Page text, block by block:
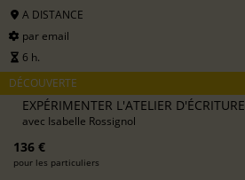
A DISTANCE
par email
6 h.
DÉCOUVERTE
EXPÉRIMENTER L'ATELIER D'ÉCRITURE
avec Isabelle Rossignol
136 €
pour les particuliers